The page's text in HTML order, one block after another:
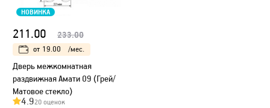
НОВИНКА
211.00 233.00
от 19.00 /мес.
Дверь межкомнатная
раздвижная Амати 09 (Грей/
Матовое стекло)
4.920 оценок